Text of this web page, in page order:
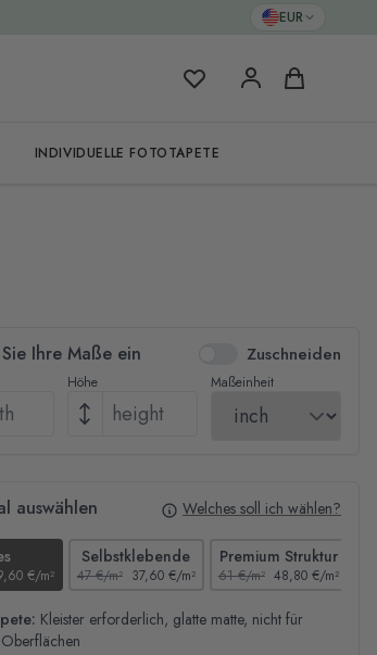
EUR
Meine FavoritenWarenkorb
INDIVIDUELLE FOTOTAPETE
Ihre Maße ein Zuschneiden
Höhe Maßeinheit
auswählen Welches soll ich wählen?
€/m²
Selbstklebende
47 €/m² 37,60 €/m²
Premium Struktur
61 €/m² 48,80 €/m²
Kleister erforderlich, glatte matte, nicht für